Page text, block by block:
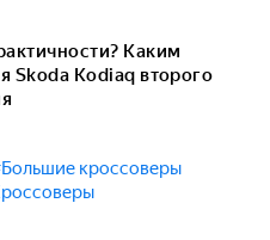
Каким
Skoda Kodiaq второго
кроссоверы